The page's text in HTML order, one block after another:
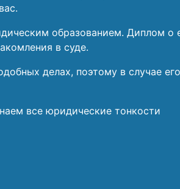
образованием. Диплом о
в суде.
делах, поэтому в случае его
все юридические тонкости